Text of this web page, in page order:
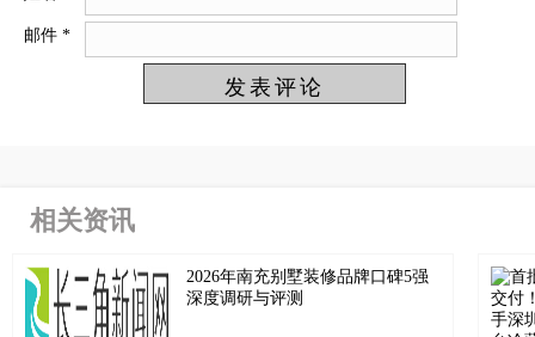
邮件 *
相关资讯
2026年南充别墅装修品牌口碑5强
深度调研与评测